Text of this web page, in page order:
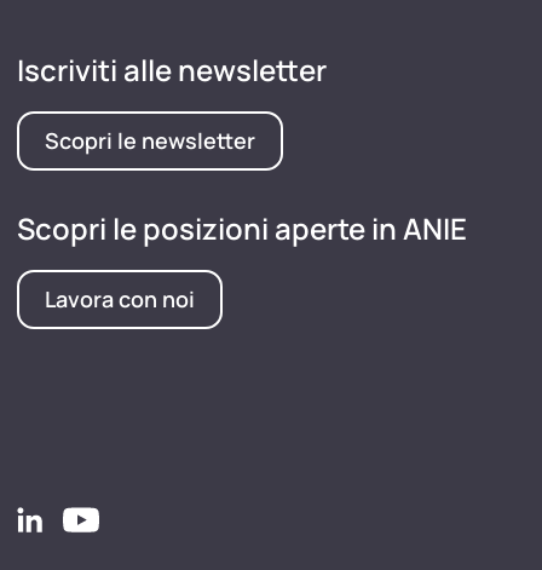
Iscriviti alle newsletter
Scopri le newsletter
Scopri le posizioni aperte in ANIE
Lavora con noi